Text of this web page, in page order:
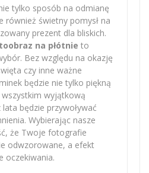
tylko sposób na odmianę
również świetny pomysł na
prezent dla bliskich.
na płótnie to
Bez względu na okazję
czy inne ważne
będzie nie tylko piękną
wyjątkową
będzie przywoływać
Wybierając nasze
że Twoje fotografie
odwzorowane, a efekt
oczekiwania.